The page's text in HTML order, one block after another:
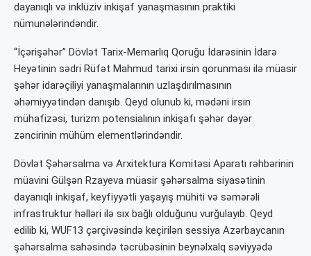
dayanıqlı və inklüziv inkişaf yanaşmasının praktiki
nümunələrindəndir.
“İçərişəhər” Dövlət Tarix-Memarlıq Qoruğu İdarəsinin İdarə
Heyətinin sədri Rüfət Mahmud tarixi irsin qorunması ilə müasir
şəhər idarəçiliyi yanaşmalarının uzlaşdırılmasının
əhəmiyyətindən danışıb. Qeyd olunub ki, mədəni irsin
mühafizəsi, turizm potensialının inkişafı şəhər dəyər
zəncirinin mühüm elementlərindəndir.
Dövlət Şəhərsalma və Arxitektura Komitəsi Aparatı rəhbərinin
müavini Gülşən Rzayeva müasir şəhərsalma siyasətinin
dayanıqlı inkişaf, keyfiyyətli yaşayış mühiti və səmərəli
infrastruktur həlləri ilə sıx bağlı olduğunu vurğulayıb. Qeyd
edilib ki, WUF13 çərçivəsində keçirilən sessiya Azərbaycanın
şəhərsalma sahəsində təcrübəsinin beynəlxalq səviyyədə